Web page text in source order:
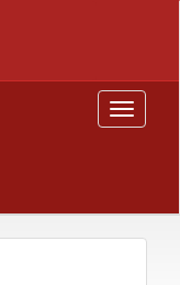
Toggle